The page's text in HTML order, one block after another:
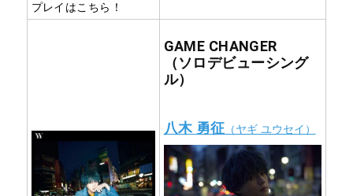
プレイはこちら！
GAME CHANGER
（ソロデビューシング
ル）
八木 勇征 （ヤギ ユウセイ）